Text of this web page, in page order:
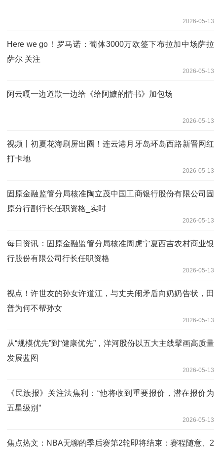
2026-05-13
Here we go！罗马诺：葡体3000万欧签下布拉加中场萨拉
萨尔 关注
2026-05-13
阿云嘎一边道歉一边给《给阿嬷的情书》加包场
2026-05-13
视频〡初夏花海刷屏出圈！连云港月牙岛环岛西路新晋网红
打卡地
2026-05-13
固原金融监管分局核准陶立茂中国工商银行股份有限公司固
原分行副行长任职资格_实时
2026-05-13
每日资讯：固原金融监管分局核准周虎宁夏西吉农村商业银
行股份有限公司行长任职资格
2026-05-13
视点！许世友的孙女许道江，与丈夫闹矛盾向奶奶告状，田
普为何不帮孙女
2026-05-13
从“规模优先”到“健康优先”，洋河股份以五大主线擘画高质量
发展蓝图
2026-05-13
《民族报》关注法焦利：“他将收到重要报价，潜在报价为
五星级别”
2026-05-13
焦点热文：NBA无聊的季后赛第2轮即将结束：赛程随意、2